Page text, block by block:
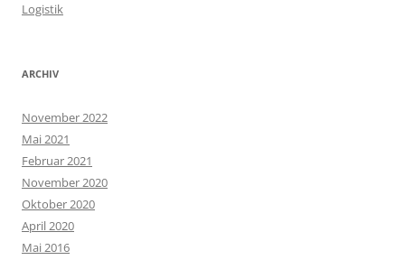
Logistik
ARCHIV
November 2022
Mai 2021
Februar 2021
November 2020
Oktober 2020
April 2020
Mai 2016